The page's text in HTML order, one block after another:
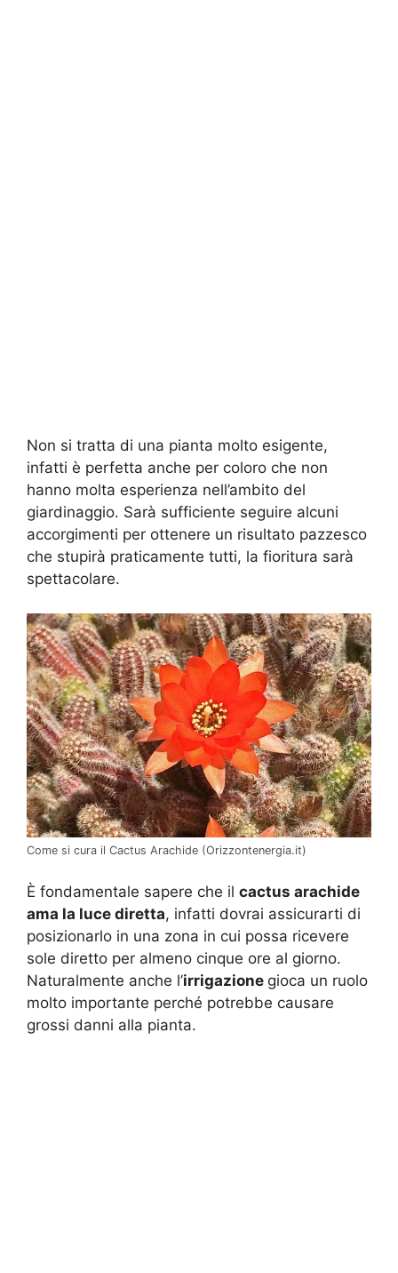
Non si tratta di una pianta molto esigente,
infatti è perfetta anche per coloro che non
hanno molta esperienza nell’ambito del
giardinaggio. Sarà sufficiente seguire alcuni
accorgimenti per ottenere un risultato pazzesco
che stupirà praticamente tutti, la fioritura sarà
spettacolare.
Come si cura il Cactus Arachide (Orizzontenergia.it)
È fondamentale sapere che il cactus arachide
ama la luce diretta, infatti dovrai assicurarti di
posizionarlo in una zona in cui possa ricevere
sole diretto per almeno cinque ore al giorno.
Naturalmente anche l’irrigazione gioca un ruolo
molto importante perché potrebbe causare
grossi danni alla pianta.